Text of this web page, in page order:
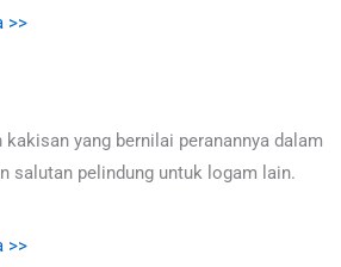
>>
yang bernilai peranannya dalam
salutan pelindung untuk logam lain.
>>